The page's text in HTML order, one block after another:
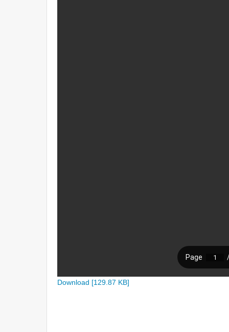
Download [129.87 KB]